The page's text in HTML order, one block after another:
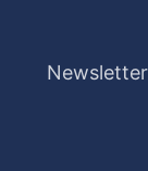
Newsletter